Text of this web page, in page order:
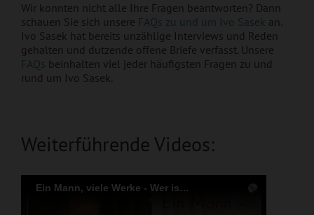
Wir konnten nicht alle Ihre Fragen beantworten? Dann
schauen Sie sich unsere FAQs zu und um Ivo Sasek an.
Ivo Sasek hat bereits unzählige Interviews und Reden
gehalten und dutzende offene Briefe verfasst. Unsere
FAQs beinhalten viel jeder häufigsten Fragen zu und
rund um Ivo Sasek.
Weiterführende Videos: